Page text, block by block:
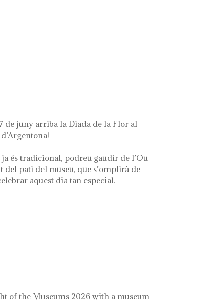
of me'
de juny arriba la Diada de la Flor al
és tradicional, podreu gaudir de l’Ou
del pati del museu, que s’omplirà de
aquest dia tan especial.
of the Museums 2026 with a museum